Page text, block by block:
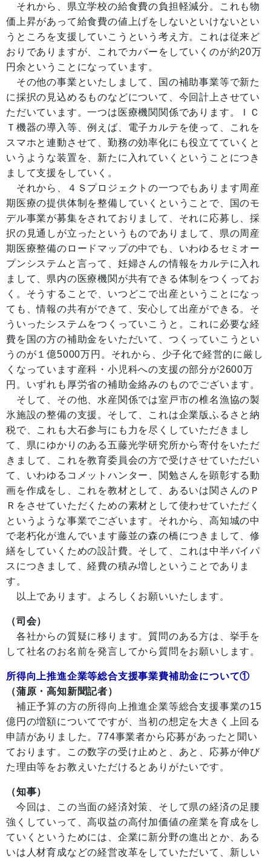
それから、県立学校の給食費の負担軽減分。これも物
価上昇があって給食費の値上げをしないといけないとい
うところを支援していこうという考え方。これは従来ど
おりでありますが、これでカバーをしていくのが約20万
円余ということになっています。
その他の事業といたしまして、国の補助事業等で新た
に採択の見込めるものなどについて、今回計上させてい
ただいています。一つは医療機関関係であります。ＩＣ
Ｔ機器の導入等、例えば、電子カルテを使って、これを
スマホと連動させて、勤務の効率化にも役立てていくと
いうような装置を、新たに入れていくということにつき
まして支援をしていく。
それから、４Ｓプロジェクトの一つでもあります周産
期医療の提供体制を整備していくということで、国のモ
デル事業が募集をされておりまして、それに応募し、採
択の見通しが立ったというものでありまして、県の周産
期医療整備のロードマップの中でも、いわゆるセミオー
プンシステムと言って、妊婦さんの情報をカルテに入れ
まして、県内の医療機関が共有できる体制をつくってお
く。そうすることで、いつどこで出産ということになっ
ても、情報の共有ができて、安心して出産ができる。そ
ういったシステムをつくっていこうと。これに必要な経
費を国の方の補助金をいただいて、つくっていこうとい
うのが１億5000万円。それから、少子化で経営的に厳し
くなっています産科・小児科への支援の部分が2600万
円。いずれも厚労省の補助金絡みのものでございます。
そして、その他、水産関係では室戸市の椎名漁協の製
氷施設の整備の支援。そして、これは企業版ふるさと納
税で、これも大石参与にも力を尽くしていただきまし
て、県にゆかりのある五藤光学研究所から寄付をいただ
きまして、これを教育委員会の方で受けさせていただい
て、いわゆるコメットハンター、関勉さんを顕彰する動
画を作成をし、これを教材として、あるいは関さんのＰ
Ｒをさせていただくための素材として使わせていただく
というような事業でございます。それから、高知城の中
で老朽化が進んでいます藤並の森の橋につきまして、修
繕をしていくための設計費。そして、これは中半バイパ
スにつきまして、経費の積み増しということでありま
す。
以上であります。よろしくお願いいたします。
（司会）
各社からの質疑に移ります。質問のある方は、挙手を
して社名のお名前を発言してから質問をお願いします。
所得向上推進企業等総合支援事業費補助金について①
（蒲原・高知新聞記者）
補正予算の方の所得向上推進企業等総合支援事業の15
億円の増額についてですが、当初の想定を大きく上回る
申請がありました。774事業者から応募があったと聞い
ております。この数字の受け止めと、あと、応募が伸び
た理由等をお教えいただけるとありがたいです。
（知事）
今回は、この当面の経済対策、そして県の経済の足腰
強くしていって、高収益の高付加価値の産業を育成をし
ていくというためには、企業に新分野の進出とか、ある
いは人材育成などの経営改革をしていただいて、新しい